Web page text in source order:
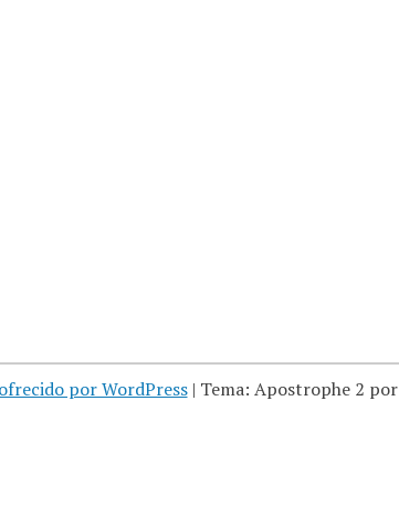
por WordPress | Tema: Apostrophe 2 por